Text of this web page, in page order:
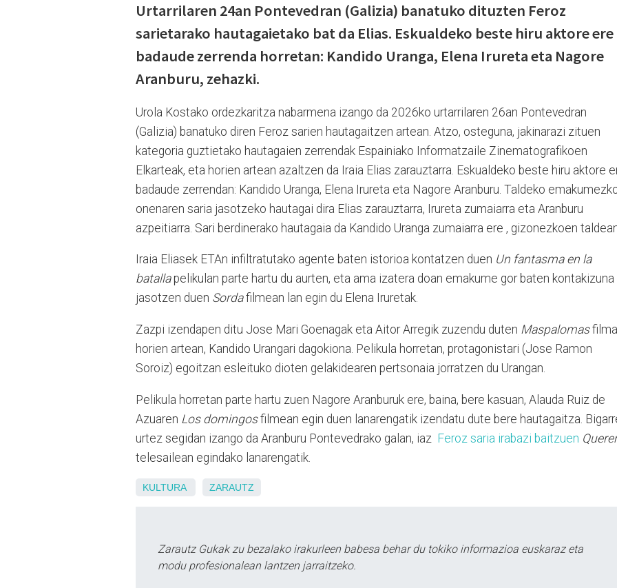
Urtarrilaren 24an Pontevedran (Galizia) banatuko dituzten Feroz
sarietarako hautagaietako bat da Elias. Eskualdeko beste hiru aktore ere
badaude zerrenda horretan: Kandido Uranga, Elena Irureta eta Nagore
Aranburu, zehazki.
Urola Kostako ordezkaritza nabarmena izango da 2026ko urtarrilaren 26an Pontevedran
(Galizia) banatuko diren Feroz sarien hautagaitzen artean. Atzo, osteguna, jakinarazi zituen
kategoria guztietako hautagaien zerrendak Espainiako Informatzaile Zinematografikoen
Elkarteak, eta horien artean azaltzen da Iraia Elias zarauztarra. Eskualdeko beste hiru aktore
badaude zerrendan: Kandido Uranga, Elena Irureta eta Nagore Aranburu. Taldeko
onenaren saria jasotzeko hautagai dira Elias zarauztarra, Irureta zumaiarra eta Aranburu
azpeitiarra. Sari berdinerako hautagaia da Kandido Uranga zumaiarra ere , gizonezkoen
Iraia Eliasek ETAn infiltratutako agente baten istorioa kontatzen duen Un fantasma en la
batallapelikulan parte hartu du aurten, eta ama izatera doan emakume gor baten kontakizuna
jasotzen duen Sordafilmean lan egin du Elena Iruretak.
Zazpi izendapen ditu Jose Mari Goenagak eta Aitor Arregik zuzendu duten Maspalomas
horien artean, Kandido Urangari dagokiona. Pelikula horretan, protagonistari (Jose Ramon
Soroiz) egoitzan esleituko dioten gelakidearen pertsonaia jorratzen du Urangan.
Pelikula horretan parte hartu zuen Nagore Aranburuk ere, baina, bere kasuan, Alauda Ruiz de
Azuaren Los domingosfilmean egin duen lanarengatik izendatu dute bere hautagaitza.
urtez segidan izango da Aranburu Pontevedrako galan, iaz Feroz saria irabazi baitzuen Querer
telesailean egindako lanarengatik.
KULTURA ZARAUTZ
Zarautz Gukak zu bezalako irakurleen babesa behar du tokiko informazioa euskaraz eta
modu profesionalean lantzen jarraitzeko.